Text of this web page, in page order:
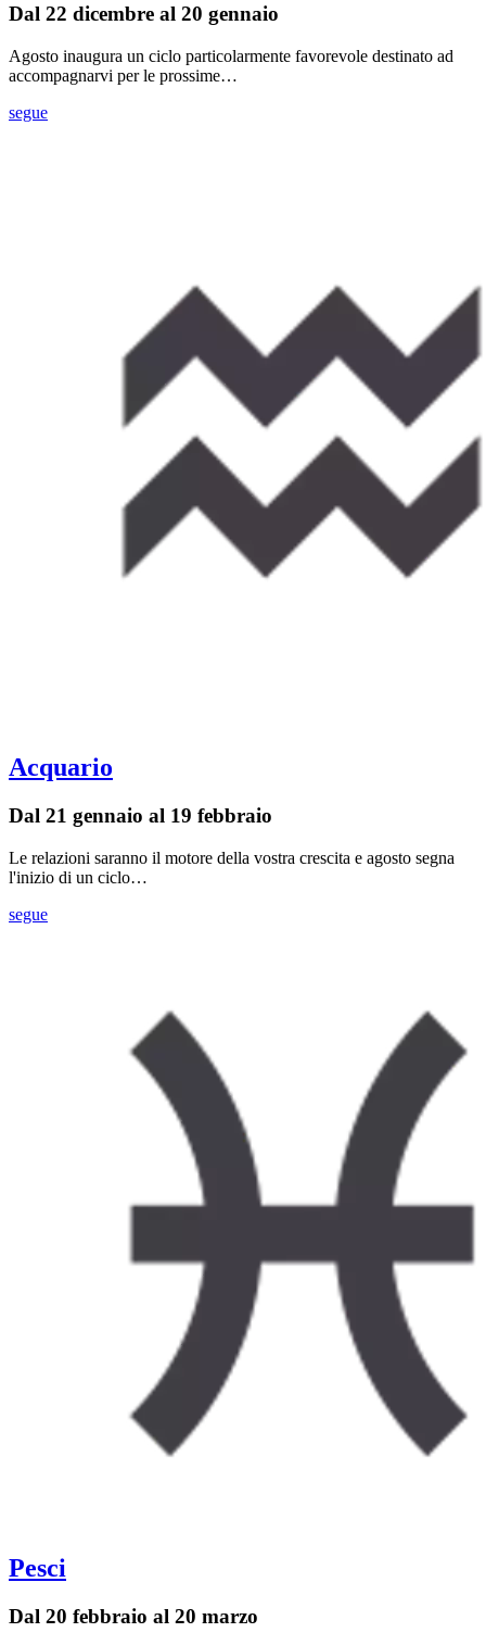
Dal 22 dicembre al 20 gennaio
Agosto inaugura un ciclo particolarmente favorevole destinato ad
accompagnarvi per le prossime…
segue
Acquario
Dal 21 gennaio al 19 febbraio
Le relazioni saranno il motore della vostra crescita e agosto segna
l'inizio di un ciclo…
segue
Pesci
Dal 20 febbraio al 20 marzo